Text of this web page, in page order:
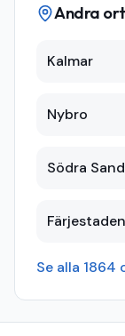
Andra
Kalmar
Nybro
Södra
Färjestaden
Se alla 1864